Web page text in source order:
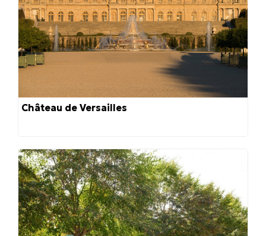
Château de Versailles